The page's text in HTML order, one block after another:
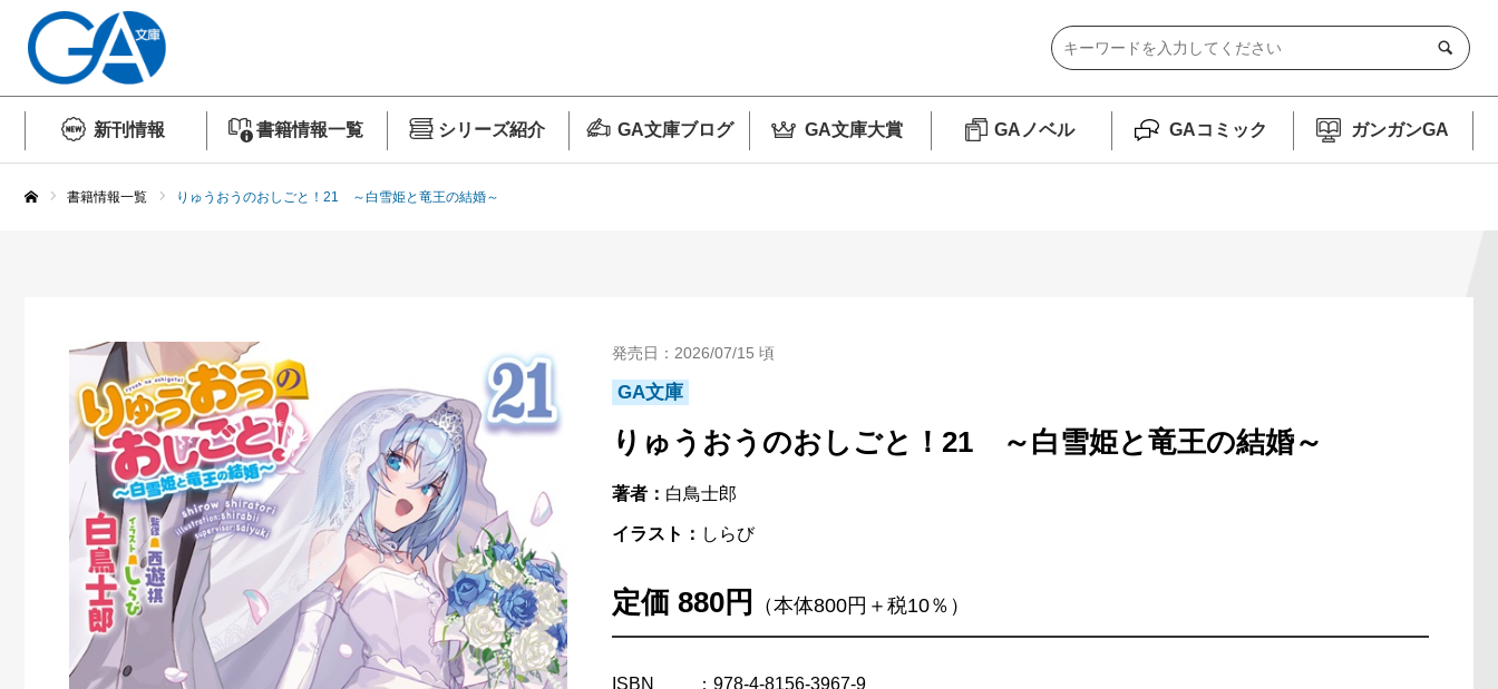
新刊情報 書籍情報一覧 シリーズ紹介 GA文庫ブログ GA文庫大賞 GAノベル GAコミック ガンガンGA
書籍情報一覧 りゅうおうのおしごと！21 ～白雪姫と竜王の結婚～
発売日：2026/07/15 頃
GA文庫
りゅうおうのおしごと！21 ～白雪姫と竜王の結婚～
著者： 白鳥士郎
イラスト： しらび
定価 880円 （本体800円＋税10％）
ISBN
：978-4-8156-3967-9